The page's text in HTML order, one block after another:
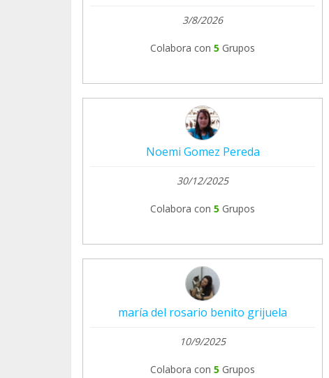
3/8/2026
Colabora con 5 Grupos
Noemi Gomez Pereda
30/12/2025
Colabora con 5 Grupos
maría del rosario benito grijuela
10/9/2025
Colabora con 5 Grupos